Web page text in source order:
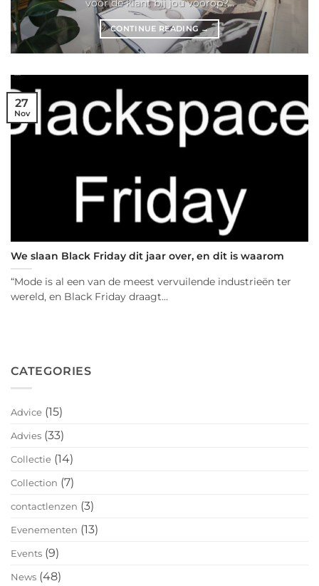
voor de klant bij jou voorop?...
CONTINUE READING →
We slaan Black Friday dit jaar over, en dit is waarom
“Mode is al een van de meest vervuilende industrieën ter
wereld, en Black Friday draagt...
27
Nov
CATEGORIES
Advice (15)
Advies (33)
Collectie (14)
Collection (7)
contactlenzen (3)
Evenementen (13)
Events (9)
News (48)